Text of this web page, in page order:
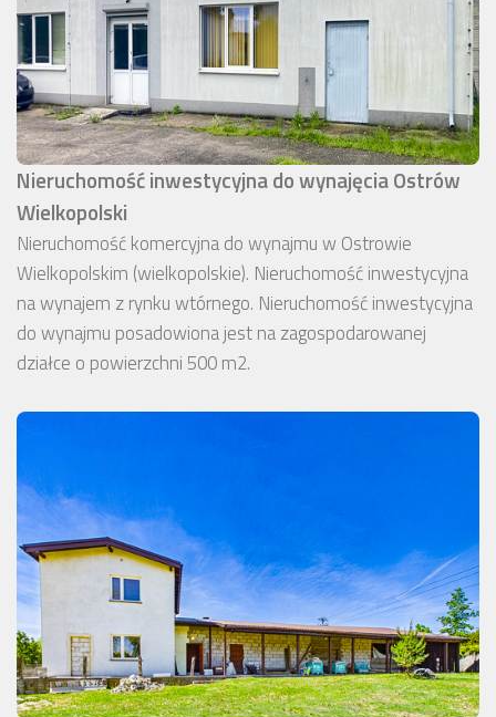
Nieruchomość inwestycyjna do wynajęcia Ostrów
Wielkopolski
Nieruchomość komercyjna do wynajmu w Ostrowie
Wielkopolskim (wielkopolskie). Nieruchomość inwestycyjna
na wynajem z rynku wtórnego. Nieruchomość inwestycyjna
do wynajmu posadowiona jest na zagospodarowanej
działce o powierzchni 500 m2.